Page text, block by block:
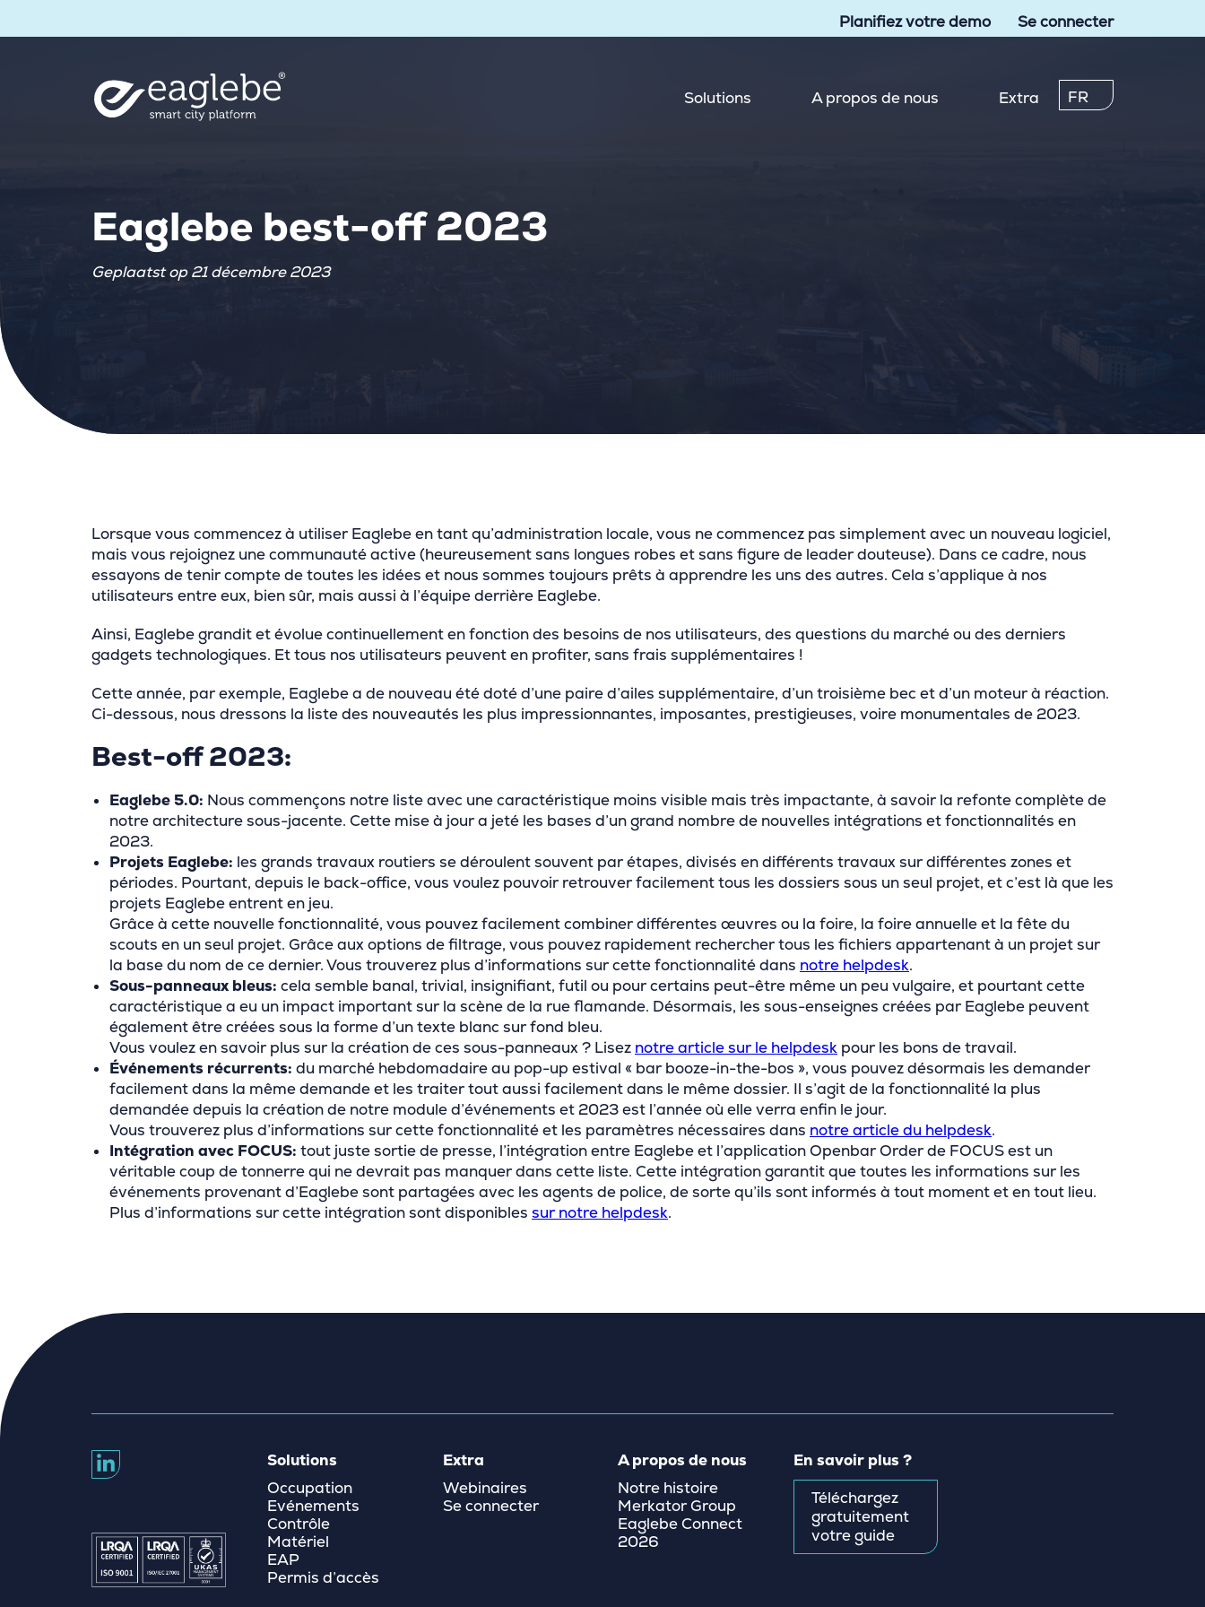
Planifiez votre demo Se connecter
Solutions A propos de nous Extra FR
Eaglebe best-off 2023
Geplaatst op 21 décembre 2023
Lorsque vous commencez à utiliser Eaglebe en tant qu’administration locale, vous ne commencez pas simplement avec un nouveau logiciel,
mais vous rejoignez une communauté active (heureusement sans longues robes et sans figure de leader douteuse). Dans ce cadre, nous
essayons de tenir compte de toutes les idées et nous sommes toujours prêts à apprendre les uns des autres. Cela s’applique à nos
utilisateurs entre eux, bien sûr, mais aussi à l’équipe derrière Eaglebe.
Ainsi, Eaglebe grandit et évolue continuellement en fonction des besoins de nos utilisateurs, des questions du marché ou des derniers
gadgets technologiques. Et tous nos utilisateurs peuvent en profiter, sans frais supplémentaires !
Cette année, par exemple, Eaglebe a de nouveau été doté d’une paire d’ailes supplémentaire, d’un troisième bec et d’un moteur à réaction.
Ci-dessous, nous dressons la liste des nouveautés les plus impressionnantes, imposantes, prestigieuses, voire monumentales de 2023.
Best-off 2023:
Eaglebe 5.0: Nous commençons notre liste avec une caractéristique moins visible mais très impactante, à savoir la refonte complète de
notre architecture sous-jacente. Cette mise à jour a jeté les bases d’un grand nombre de nouvelles intégrations et fonctionnalités en
2023.
Projets Eaglebe: les grands travaux routiers se déroulent souvent par étapes, divisés en différents travaux sur différentes zones et
périodes. Pourtant, depuis le back-office, vous voulez pouvoir retrouver facilement tous les dossiers sous un seul projet, et c’est là que les
projets Eaglebe entrent en jeu.
Grâce à cette nouvelle fonctionnalité, vous pouvez facilement combiner différentes œuvres ou la foire, la foire annuelle et la fête du
scouts en un seul projet. Grâce aux options de filtrage, vous pouvez rapidement rechercher tous les fichiers appartenant à un projet sur
la base du nom de ce dernier. Vous trouverez plus d’informations sur cette fonctionnalité dans notre helpdesk.
Sous-panneaux bleus: cela semble banal, trivial, insignifiant, futil ou pour certains peut-être même un peu vulgaire, et pourtant cette
caractéristique a eu un impact important sur la scène de la rue flamande. Désormais, les sous-enseignes créées par Eaglebe peuvent
également être créées sous la forme d’un texte blanc sur fond bleu.
Vous voulez en savoir plus sur la création de ces sous-panneaux ? Lisez notre article sur le helpdesk pour les bons de travail.
Événements récurrents: du marché hebdomadaire au pop-up estival « bar booze-in-the-bos », vous pouvez désormais les demander
facilement dans la même demande et les traiter tout aussi facilement dans le même dossier. Il s’agit de la fonctionnalité la plus
demandée depuis la création de notre module d’événements et 2023 est l’année où elle verra enfin le jour.
Vous trouverez plus d’informations sur cette fonctionnalité et les paramètres nécessaires dans notre article du helpdesk.
Intégration avec FOCUS: tout juste sortie de presse, l’intégration entre Eaglebe et l’application Openbar Order de FOCUS est un
véritable coup de tonnerre qui ne devrait pas manquer dans cette liste. Cette intégration garantit que toutes les informations sur les
événements provenant d’Eaglebe sont partagées avec les agents de police, de sorte qu’ils sont informés à tout moment et en tout lieu.
Plus d’informations sur cette intégration sont disponibles sur notre helpdesk.
Solutions
Occupation
Evénements
Contrôle
Matériel
EAP
Permis d’accès
Extra
Webinaires
Se connecter
A propos de nous
Notre histoire
Merkator Group
Eaglebe Connect
2026
En savoir plus ?
Téléchargez
gratuitement
votre guide